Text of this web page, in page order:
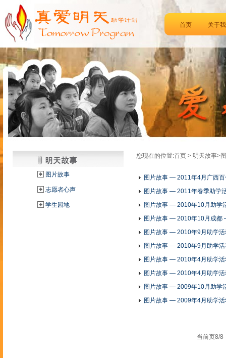
首页 关于
图片故事
志愿者心声
学生园地
您现在的位置:首页 > 明天故事>
图片故事 — 2011年4月广西
图片故事 — 2011年春季助学
图片故事 — 2010年10月助学
图片故事 — 2010年10月成都
图片故事 — 2010年9月助学
图片故事 — 2010年9月助学
图片故事 — 2010年4月助学
图片故事 — 2010年4月助学
图片故事 — 2009年10月助学
图片故事 — 2009年4月助学
当前页